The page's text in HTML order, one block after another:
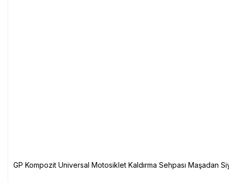
GP Kompozit Universal Motosiklet Kaldırma Sehpası Maşadan